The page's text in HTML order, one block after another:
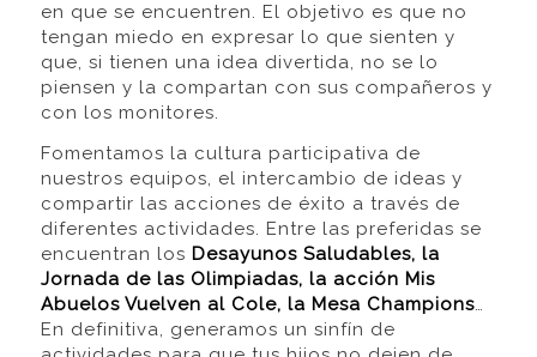
en que se encuentren. El objetivo es que no
tengan miedo en expresar lo que sienten y
que, si tienen una idea divertida, no se lo
piensen y la compartan con sus compañeros y
con los monitores.
Fomentamos la cultura participativa de
nuestros equipos, el intercambio de ideas y
compartir las acciones de éxito a través de
diferentes actividades. Entre las preferidas se
encuentran los Desayunos Saludables, la
Jornada de las Olimpiadas, la acción Mis
Abuelos Vuelven al Cole, la Mesa Champions…
En definitiva, generamos un sinfín de